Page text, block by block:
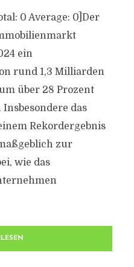
0 Average: 0]Der
ein
rund 1,3 Milliarden
über 28 Prozent
das
Rekordergebnis
zur
wie das